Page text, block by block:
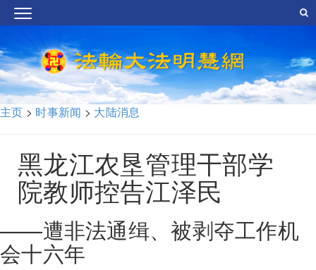
主页 > 时事新闻 > 大陆消息
黑龙江农垦管理干部学
院教师控告江泽民
——遭非法通缉、被剥夺工作机
会十六年